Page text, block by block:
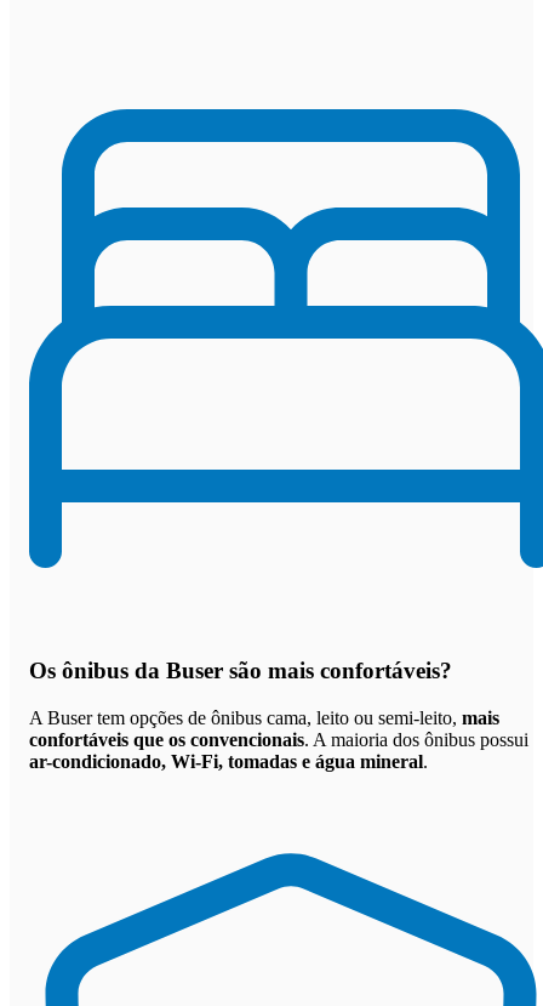
Os ônibus da Buser são mais confortáveis?
A Buser tem opções de ônibus cama, leito ou semi-leito, mais
confortáveis que os convencionais. A maioria dos ônibus possui
ar-condicionado, Wi-Fi, tomadas e água mineral.